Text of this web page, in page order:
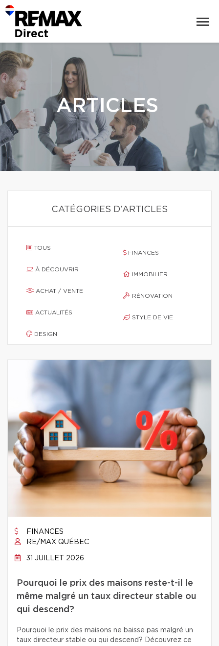
ARTICLES
CATÉGORIES D'ARTICLES
TOUS
À DÉCOUVRIR
ACHAT / VENTE
ACTUALITÉS
DESIGN
FINANCES
IMMOBILIER
RÉNOVATION
STYLE DE VIE
FINANCES
RE/MAX QUÉBEC
31 JUILLET 2026
Pourquoi le prix des maisons reste-t-il le
même malgré un taux directeur stable ou
qui descend?
Pourquoi le prix des maisons ne baisse pas malgré un
taux directeur stable ou qui descend? Découvrez ce